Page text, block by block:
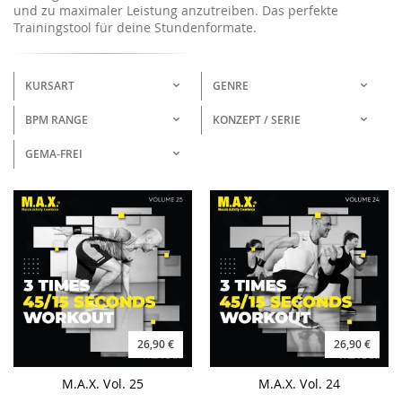
und zu maximaler Leistung anzutreiben. Das perfekte
Trainingstool für deine Stundenformate.
KURSART GENRE
BPM RANGE KONZEPT / SERIE
GEMA-FREI
26,90 €
M.A.X. Vol. 25
26,90 €
M.A.X. Vol. 24